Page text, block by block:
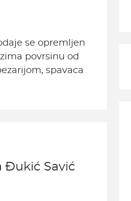
se opremljen
povrsinu od
spavaca
Đukić Savić